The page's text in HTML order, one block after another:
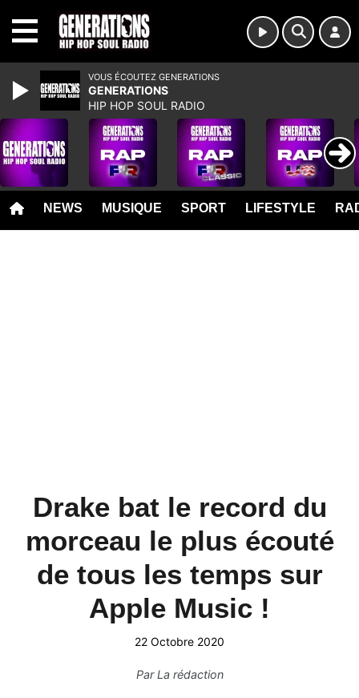
NEWS MUSIQUE SPORT LIFESTYLE
Drake bat le record du
morceau le plus écouté
de tous les temps sur
Apple Music !
22 Octobre 2020
ParLa rédaction
VOUS ÉCOUTEZ GENERATIONS
GENERATIONS
HIP HOP SOUL RADIO